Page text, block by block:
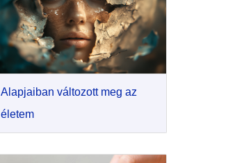
Alapjaiban változott meg az
életem